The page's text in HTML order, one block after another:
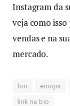
Instagram da
veja como
vendas e na
mercado.
bio emojis
link na bio